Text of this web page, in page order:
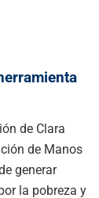
de Clara
de Manos
generar
la pobreza y